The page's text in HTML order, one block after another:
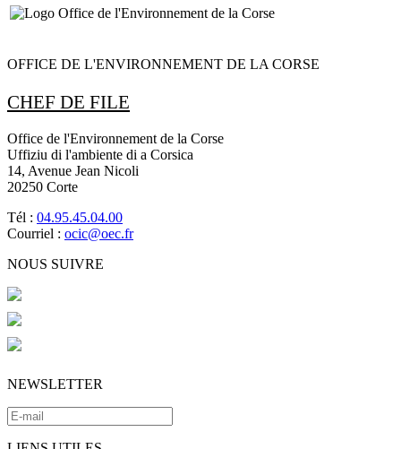
OFFICE DE L'ENVIRONNEMENT DE LA CORSE
CHEF DE FILE
Office de l'Environnement de la Corse
Uffiziu di l'ambiente di a Corsica
14, Avenue Jean Nicoli
20250 Corte
Tél : 04.95.45.04.00
Courriel : ocic@oec.fr
NOUS SUIVRE
NEWSLETTER